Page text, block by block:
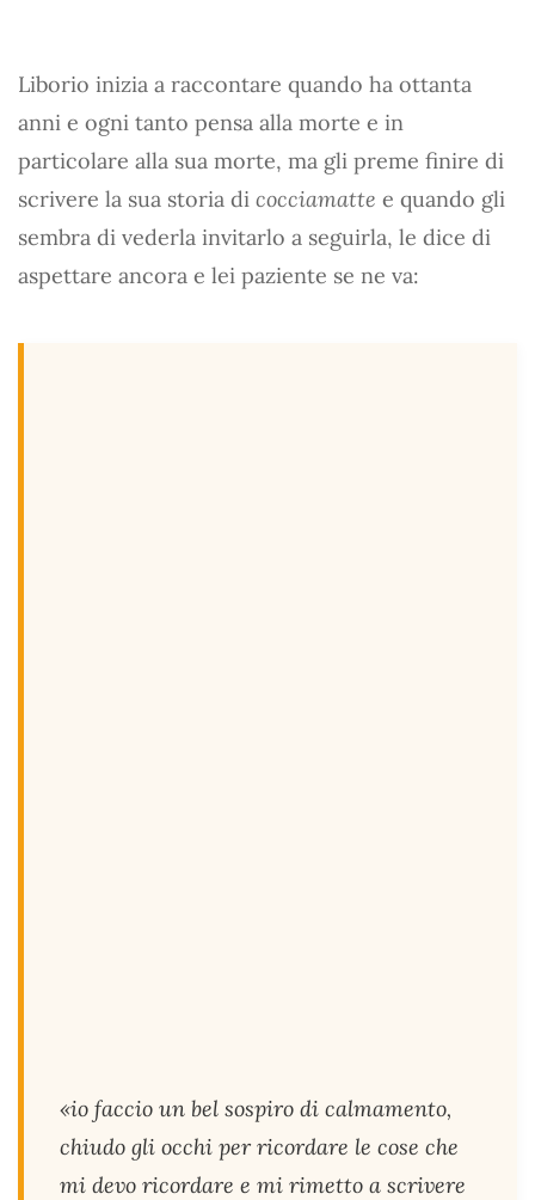
Liborio inizia a raccontare quando ha ottanta
anni e ogni tanto pensa alla morte e in
particolare alla sua morte, ma gli preme finire di
scrivere la sua storia di cocciamatte e quando gli
sembra di vederla invitarlo a seguirla, le dice di
aspettare ancora e lei paziente se ne va:
«io faccio un bel sospiro di calmamento,
chiudo gli occhi per ricordare le cose che
mi devo ricordare e mi rimetto a scrivere